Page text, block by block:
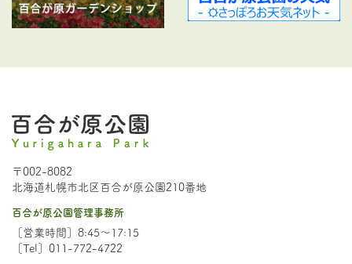
〒002-8082
北海道札幌市北区百合が原公園210番地
百合が原公園管理事務所
［営業時間］8:45～17:15
［Tel］011-772-4722